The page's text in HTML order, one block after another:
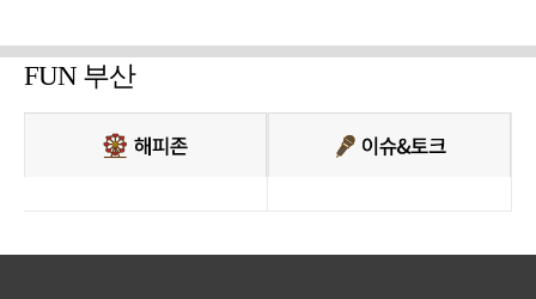
FUN 부산